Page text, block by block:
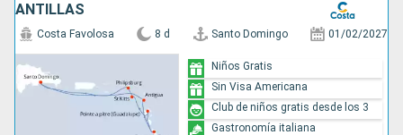
ANTILLAS
Costa Favolosa 8 d Santo Domingo 01/02/2027
Niños Gratis
Sin Visa Americana
Club de niños gratis desde los 3
Gastronomía italiana